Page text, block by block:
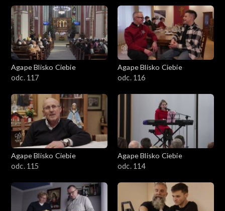
Agape Blisko Ciebie
odc. 117
Agape Blisko Ciebie
odc. 116
Agape Blisko Ciebie
odc. 115
Agape Blisko Ciebie
odc. 114